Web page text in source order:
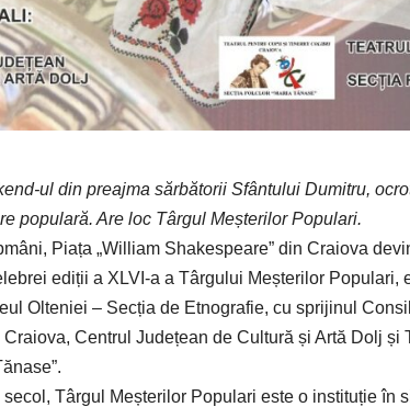
ul din preajma sărbătorii Sfântului Dumitru,
populară. Are loc Târgul Meșterilor Populari.
Piața „William Shakespeare” din Craiova
ediții a XLVI-a a Târgului Meșterilor Populari,
Olteniei – Secția de Etnografie, cu sprijinul
Centrul Județean de Cultură și Artă Dolj și
Târgul Meșterilor Populari este o instituție în